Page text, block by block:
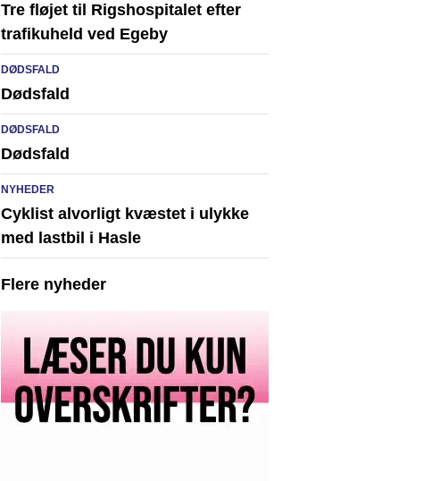
Tre fløjet til Rigshospitalet efter
trafikuheld ved Egeby
DØDSFALD
Dødsfald
DØDSFALD
Dødsfald
NYHEDER
Cyklist alvorligt kvæstet i ulykke
med lastbil i Hasle
Flere nyheder